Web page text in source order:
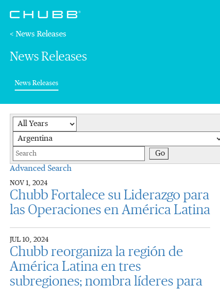
< News Releases
News Releases
News Releases(current)
Year
Keywords
Go
Advanced Search
NOV 1, 2024
Chubb Fortalece su Liderazgo para
las Operaciones en América Latina
JUL 10, 2024
Chubb reorganiza la región de
América Latina en tres
subregiones; nombra líderes para